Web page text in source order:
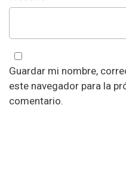
Guardar mi nombre,
este navegador para la
comentario.